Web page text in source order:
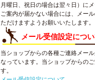
月曜日、祝日の場合は翌々日）に
ご案内が届かない場合には、メー
ただけますようお願いいたします。
メール受信設定につ
当ショップからの各種ご連絡メー
なっています。当ショップからの
す。